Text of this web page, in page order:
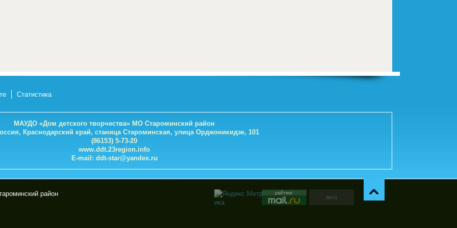
Статистика
МАУДО «Дом детского творчества» МО Староминский район
Краснодарский край, станица Староминская, улица Орджоникидзе, 101
(86153) 5-73-20
www.ddt.23region.info
E-mail: ddt-star@yandex.ru
район